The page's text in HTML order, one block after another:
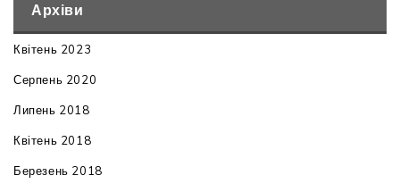
Архіви
Квітень 2023
Серпень 2020
Липень 2018
Квітень 2018
Березень 2018